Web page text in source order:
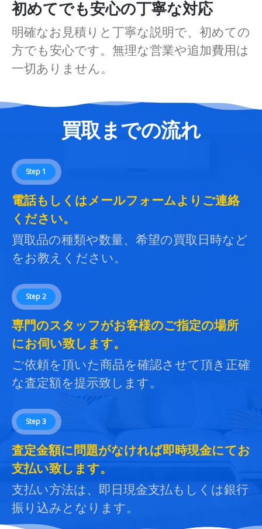
初めてでも安心の丁寧な対応
明確なお見積りと丁寧な説明で、初めての
方でも安心です。無理な営業や追加費用は
一切ありません。
買取までの流れ
Step 1
電話もしくはメールフォームよりご連絡
ください。
買取品の種類や数量、希望の買取日時など
をお教えください。
Step 2
専門のスタッフがお客様のご指定の場所
にお伺い致します。
ご依頼を頂いた商品を確認させて頂き正確
な査定額を提示致します。
Step 3
査定金額に問題がなければ即時現金にてお
支払い致します。
支払い方法は、即日現金支払もしくは銀行
振り込みとなります。